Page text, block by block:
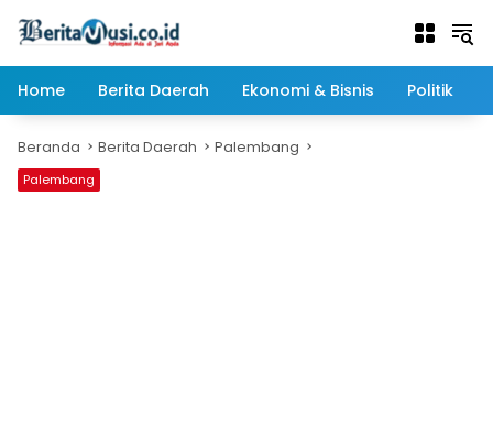
Home
Berita Daerah Ekonomi & Bisnis Politik
Beranda Berita Daerah Palembang
Palembang